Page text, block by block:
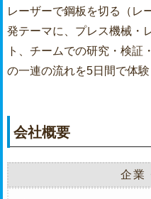
レーザーで鋼板を切る（レ
発テーマに、プレス機械・
ト、チームでの研究・検証
の一連の流れを5日間で体験
会社概要
企業